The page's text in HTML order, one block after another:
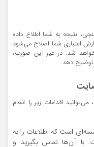
نتیجه به شما اطلاع داده
اعتباری شما اصلاح می‌شود
شد. در غیر این صورت،
توضیح دهد.
اقدامات زیر را انجام
است که اطلاعات را به
با آن‌ها تماس بگیرید و